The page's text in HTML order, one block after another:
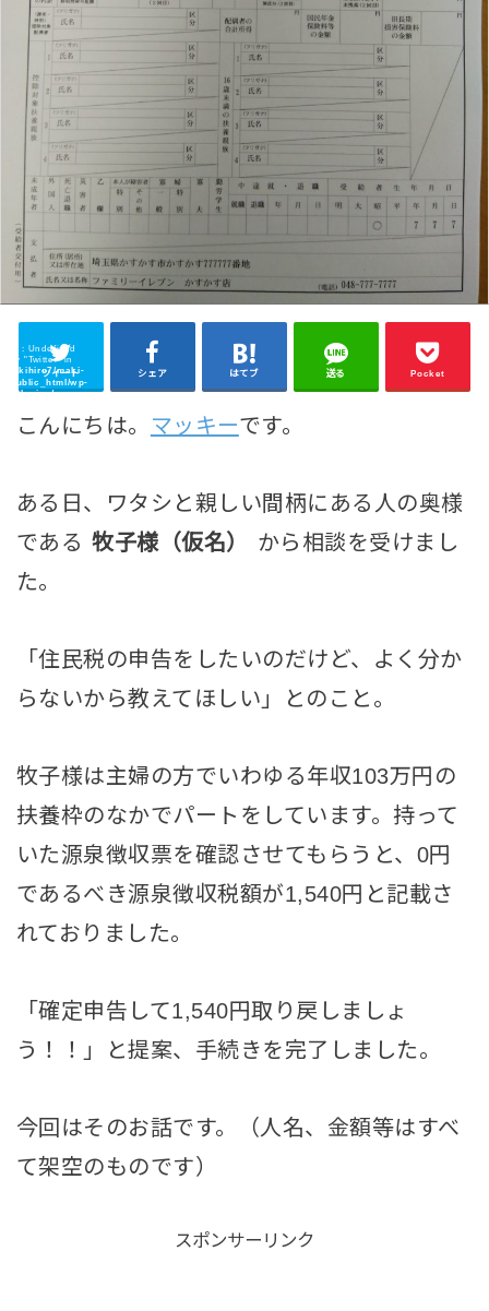
ツイート
: Undefined
key "Twitter" in
makihiro7/maki-
public_html/wp-
plugins/sns-
on line 2897
シェア はてブ 送る Pocket
こんにちは。 マッキーです。
ある日、ワタシと親しい間柄にある人の奥様
である 牧子様（仮名）
から相談を受けまし
た。
「住民税の申告をしたいのだけど、よく分か
らないから教えてほしい」とのこと。
牧子様は主婦の方でいわゆる年収103万円の
扶養枠のなかでパートをしています。持って
いた源泉徴収票を確認させてもらうと、0円
であるべき源泉徴収税額が1,540円と記載さ
れておりました。
「確定申告して1,540円取り戻しましょ
う！！」と提案、手続きを完了しました。
今回はそのお話です。（人名、金額等はすべ
て架空のものです）
スポンサーリンク